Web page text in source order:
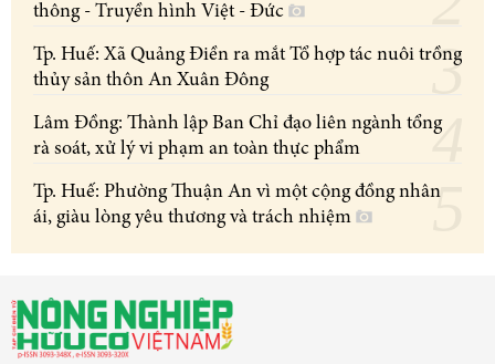
thông - Truyền hình Việt - Đức
Tp. Huế: Xã Quảng Điền ra mắt Tổ hợp tác nuôi trồng
thủy sản thôn An Xuân Đông
Lâm Đồng: Thành lập Ban Chỉ đạo liên ngành tổng
rà soát, xử lý vi phạm an toàn thực phẩm
Tp. Huế: Phường Thuận An vì một cộng đồng nhân
ái, giàu lòng yêu thương và trách nhiệm